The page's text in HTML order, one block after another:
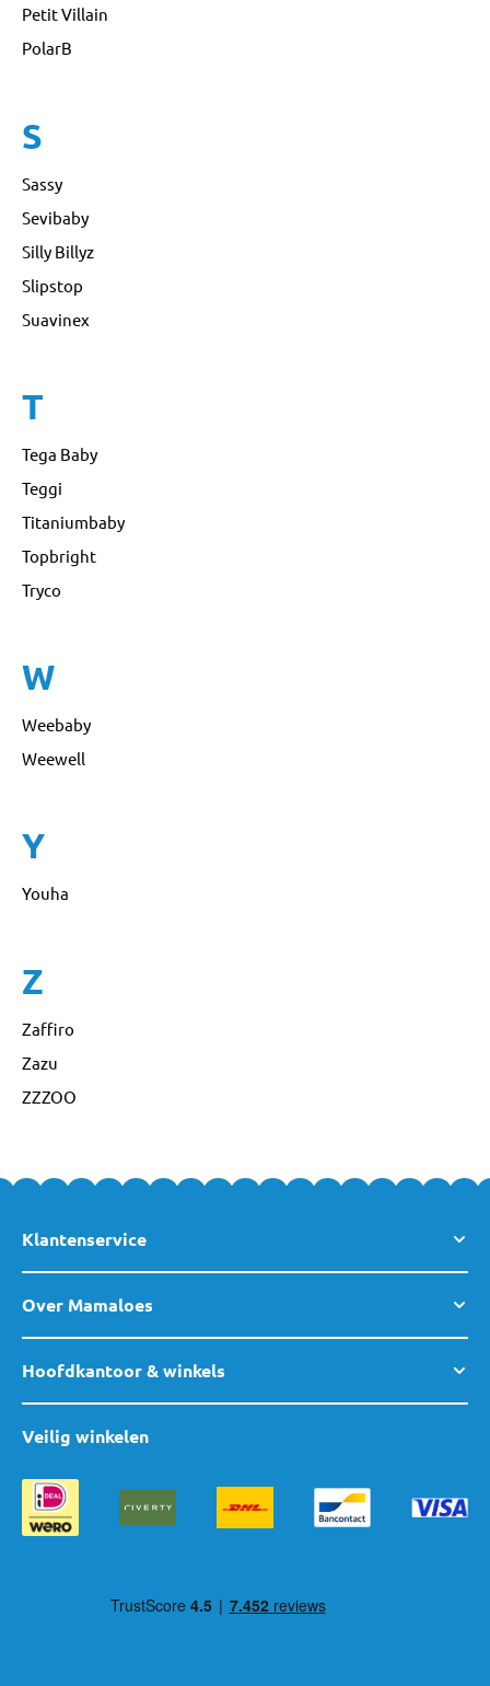
Petit Villain
PolarB
S
Sassy
Sevibaby
Silly Billyz
Slipstop
Suavinex
T
Tega Baby
Teggi
Titaniumbaby
Topbright
Tryco
W
Weebaby
Weewell
Y
Youha
Z
Zaffiro
Zazu
ZZZOO
Klantenservice
Over Mamaloes
Hoofdkantoor & winkels
Veilig winkelen